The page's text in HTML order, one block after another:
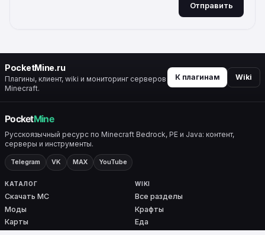
Отправить
PocketMine.ru
Плагины, клиент, wiki и мониторинг серверов
Minecraft.
К плагинам Wiki
Русскоязычный ресурс по Minecraft Bedrock, PE и Java: контент,
серверы и инструменты.
Telegram VK MAX YouTube
КАТАЛОГ
Скачать MC
Моды
Карты
WIKI
Все разделы
Крафты
Еда